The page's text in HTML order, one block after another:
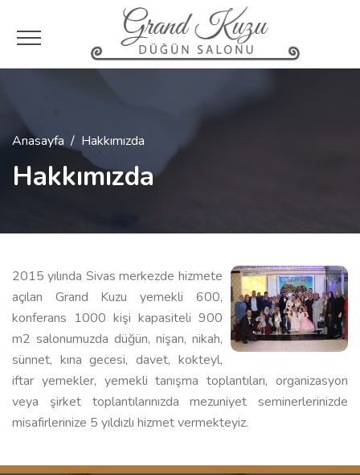
Anasayfa Hakkımızda
Hakkımızda
2015 yılında Sivas merkezde hizmete
açılan Grand Kuzu yemekli 600,
konferans 1000 kişi kapasiteli 900
m2 salonumuzda düğün, nişan, nikah,
sünnet, kına gecesi, davet, kokteyl,
iftar yemekler, yemekli tanışma toplantıları, organizasyon
veya şirket toplantılarınızda mezuniyet seminerlerinizde
misafirlerinize 5 yıldızlı hizmet vermekteyiz.